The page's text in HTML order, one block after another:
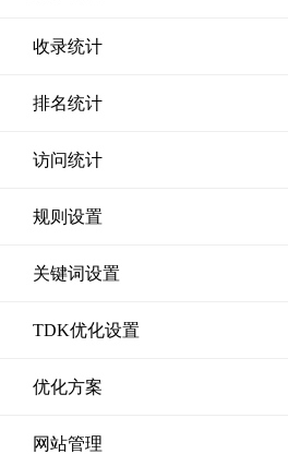
收录统计
排名统计
访问统计
规则设置
关键词设置
TDK优化设置
优化方案
网站管理